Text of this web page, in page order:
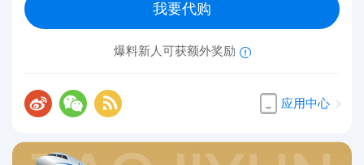
我要代购
爆料新人可获额外奖励
应用中心